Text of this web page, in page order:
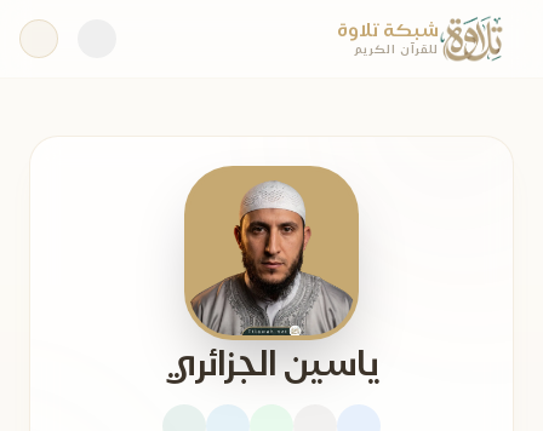
شبكة تلاوة
للقرآن الكريم
ياسين الجزائري